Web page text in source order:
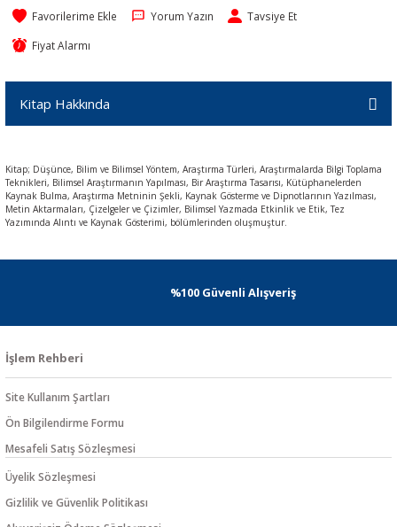
Yorum Yazın Tavsiye Et
Fiyat Alarmı
Kitap Hakkında
Kitap; Düşünce, Bilim ve Bilimsel Yöntem, Araştırma Türleri, Araştırmalarda Bilgi Toplama
Teknikleri, Bilimsel Araştırmanın Yapılması, Bir Araştırma Tasarısı, Kütüphanelerden
Kaynak Bulma, Araştırma Metninin Şekli, Kaynak Gösterme ve Dipnotlarının Yazılması,
Metin Aktarmaları, Çizelgeler ve Çizimler, Bilimsel Yazmada Etkinlik ve Etik, Tez
Yazımında Alıntı ve Kaynak Gösterimi, bölümlerinden oluşmuştur.
%100 Güvenli Alışveriş
İşlem Rehberi
Site Kullanım Şartları
Ön Bilgilendirme Formu
Mesafeli Satış Sözleşmesi
Üyelik Sözleşmesi
Gizlilik ve Güvenlik Politikası